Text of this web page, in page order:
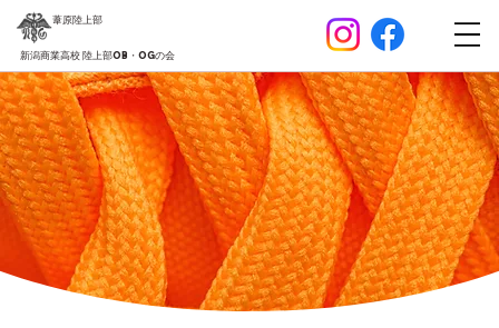
葦原陸上部
新潟商業高校 陸上部OB・OGの会